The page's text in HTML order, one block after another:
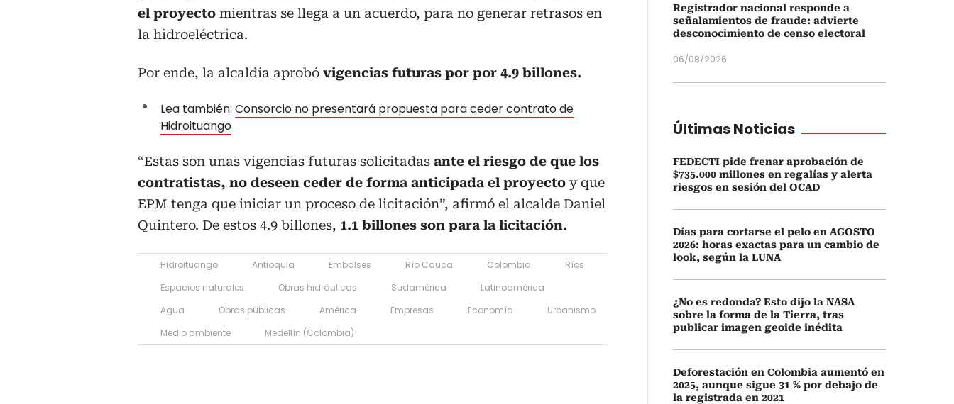
el proyecto mientras se llega a un acuerdo, para no generar retrasos en
la hidroeléctrica.
Por ende, la alcaldía aprobó vigencias futuras por por 4.9 billones.
Lea también: Consorcio no presentará propuesta para ceder contrato de
Hidroituango
“Estas son unas vigencias futuras solicitadas ante el riesgo de que los
contratistas, no deseen ceder de forma anticipada el proyecto y que
EPM tenga que iniciar un proceso de licitación”, afirmó el alcalde Daniel
Quintero. De estos 4.9 billones, 1.1 billones son para la licitación.
Hidroituango Antioquia Embalses Río Cauca Colombia
Ríos
Espacios naturales
Obras hidráulicas Sudamérica
Latinoamérica
Agua
Obras públicas América Empresas Economía
Urbanismo
Medio ambiente
Medellín (Colombia)
Registrador nacional responde a
señalamientos de fraude: advierte
desconocimiento de censo electoral
06/08/2026
Últimas Noticias
FEDECTI pide frenar aprobación de
$735.000 millones en regalías y alerta
riesgos en sesión del OCAD
Días para cortarse el pelo en AGOSTO
2026: horas exactas para un cambio de
look, según la LUNA
¿No es redonda? Esto dijo la NASA
sobre la forma de la Tierra, tras
publicar imagen geoide inédita
Deforestación en Colombia aumentó en
2025, aunque sigue 31 % por debajo de
la registrada en 2021